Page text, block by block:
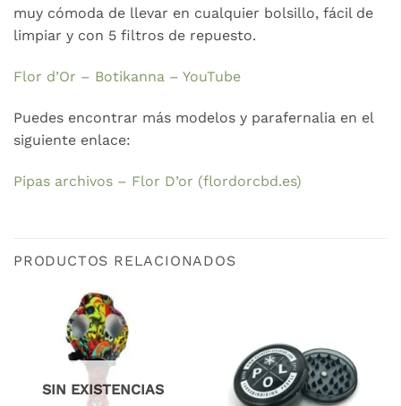
muy cómoda de llevar en cualquier bolsillo, fácil de
limpiar y con 5 filtros de repuesto.
Flor d’Or – Botikanna – YouTube
Puedes encontrar más modelos y parafernalia en el
siguiente enlace:
Pipas archivos – Flor D’or (flordorcbd.es)
PRODUCTOS RELACIONADOS
SIN EXISTENCIAS